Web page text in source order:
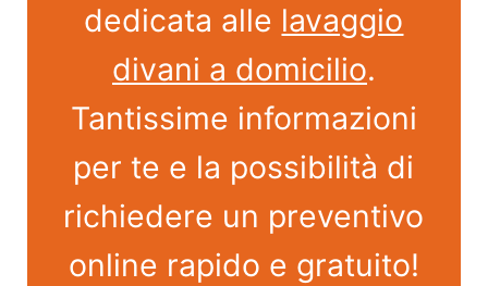
dedicata alle lavaggio
divani a domicilio.
Tantissime informazioni
per te e la possibilità di
richiedere un preventivo
online rapido e gratuito!